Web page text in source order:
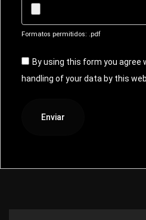
Formatos permitidos: .pdf
By using this form you agree
handling of your data by this